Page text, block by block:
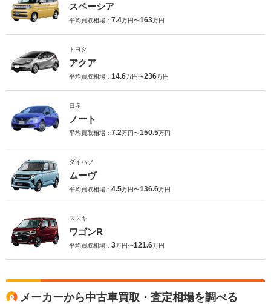
スペーシア
平均買取相場： 7.4万円〜163万円
トヨタ
アクア
平均買取相場： 14.6万円〜236万円
日産
ノート
平均買取相場： 7.2万円〜150.5万円
ダイハツ
ムーヴ
平均買取相場： 4.5万円〜136.6万円
スズキ
ワゴンR
平均買取相場： 3万円〜121.6万円
メーカーから中古車買取・査定相場を調べる